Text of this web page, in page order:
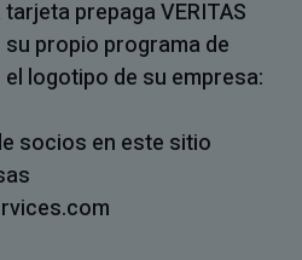
prepaga VERITAS
propio programa de
logotipo de su empresa:
socios en este sitio